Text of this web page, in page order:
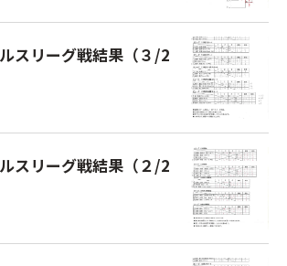
スリーグ戦結果（３/2
スリーグ戦結果（２/2